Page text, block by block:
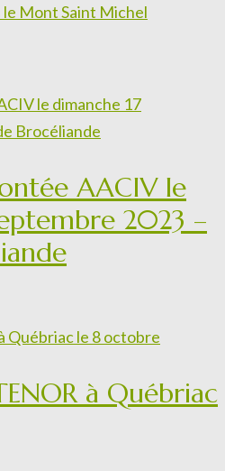
Mont Saint Michel
AACIV le
2023 –
à Québriac